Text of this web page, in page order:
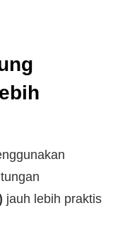
jauh lebih praktis